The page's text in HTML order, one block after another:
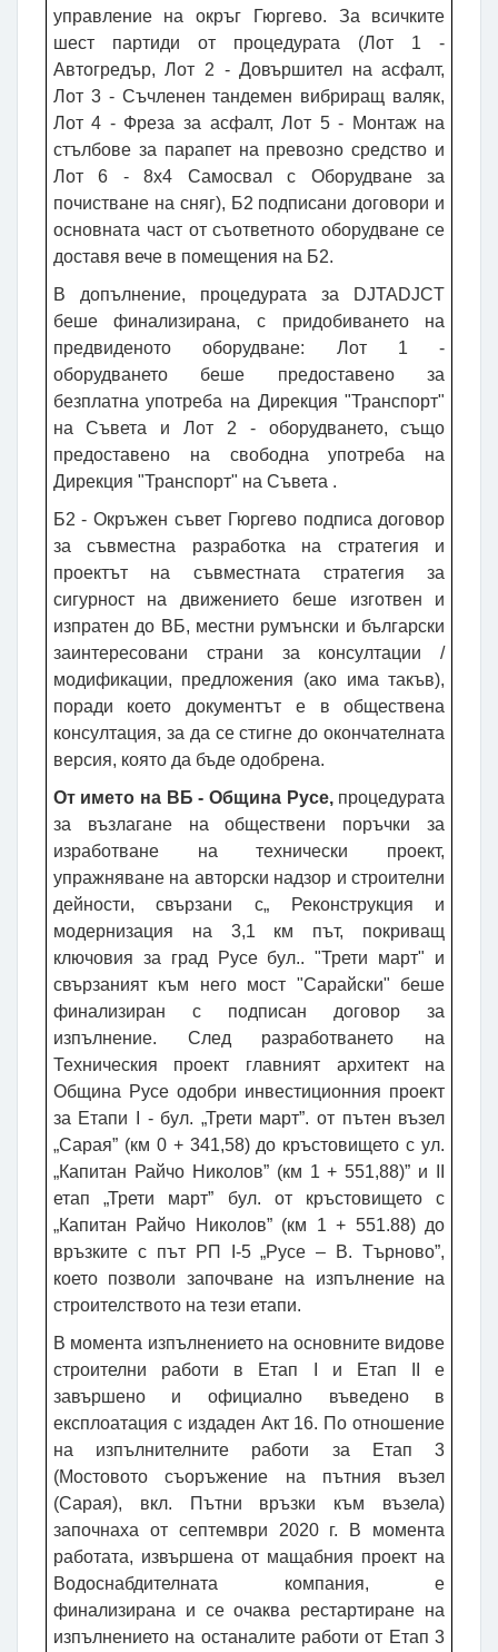
управление на окръг Гюргево. За всичките
шест партиди от процедурата (Лот 1 -
Автогредър, Лот 2 - Довършител на асфалт,
Лот 3 - Съчленен тандемен вибриращ валяк,
Лот 4 - Фреза за асфалт, Лот 5 - Монтаж на
стълбове за парапет на превозно средство и
Лот 6 - 8x4 Самосвал с Оборудване за
почистване на сняг), Б2 подписани договори и
основната част от съответното оборудване се
доставя вече в помещения на Б2.
В допълнение, процедурата за DJTADJCT
беше финализирана, с придобиването на
предвиденото оборудване: Лот 1 -
оборудването беше предоставено за
безплатна употреба на Дирекция "Транспорт"
на Съвета и Лот 2 - оборудването, също
предоставено на свободна употреба на
Дирекция "Транспорт" на Съвета .
Б2 - Окръжен съвет Гюргево подписа договор
за съвместна разработка на стратегия и
проектът на съвместната стратегия за
сигурност на движението беше изготвен и
изпратен до ВБ, местни румънски и български
заинтересовани страни за консултации /
модификации, предложения (ако има такъв),
поради което документът е в обществена
консултация, за да се стигне до окончателната
версия, която да бъде одобрена.
От името на ВБ - Община Русе,процедурата
за възлагане на обществени поръчки за
изработване на технически проект,
упражняване на авторски надзор истроителни
дейности, свързани с„ Реконструкция и
модернизация на 3,1 км път, покриващ
ключовия за град Русе бул.. "Трети март" и
свързаният към него мост "Сарайски" беше
финализиран с подписан договор за
изпълнение. След разработването на
Техническия проект главният архитект на
Община Русе одобри инвестиционния проект
за Етапи I - бул. „Трети март”. от пътен възел
„Сарая” (км 0 + 341,58) до кръстовището с ул.
„Капитан Райчо Николов” (км 1 + 551,88)” и ІІ
етап „Трети март” бул. от кръстовището с
„Капитан Райчо Николов” (км 1 + 551.88) до
връзките с път РП I-5 „Русе – В. Търново”,
което позволи започване на изпълнение на
строителството на тези етапи.
В момента изпълнението на основните видове
строителни работи в Етап I и Етап II е
завършено и официално въведено в
експлоатация с издаден Акт 16. По отношение
на изпълнителните работи за Етап 3
(Мостовото съоръжение на пътния възел
(Сарая), вкл. Пътни връзки към възела)
започнаха от септември 2020 г. В момента
работата, извършена от мащабния проект на
Водоснабдителната компания, е
финализирана и се очаква рестартиране на
изпълнението на останалите работи от Етап 3